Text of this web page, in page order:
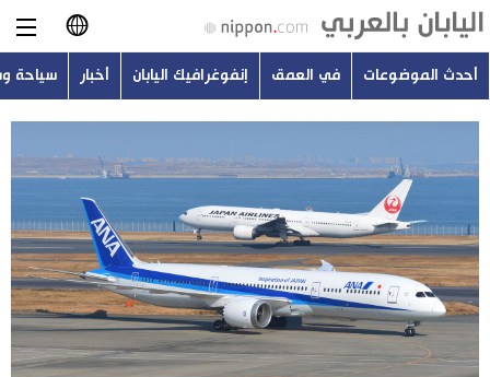
日本語
繁體字
Français
Español
أحدث الموضوعات
في العمق
إنفوغرافيك اليابان
أحدث الموضوعات في العمق إنفوغرافيك اليابان أخبار سياحة